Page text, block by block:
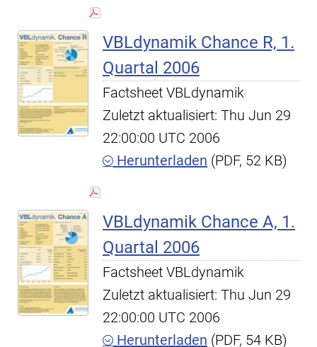
VBLdynamik Chance R, 1.
Quartal 2006
Factsheet VBLdynamik
Zuletzt aktualisiert: Thu Jun 29
22:00:00 UTC 2006
Herunterladen (PDF, 52 KB)
VBLdynamik Chance A, 1.
Quartal 2006
Factsheet VBLdynamik
Zuletzt aktualisiert: Thu Jun 29
22:00:00 UTC 2006
Herunterladen (PDF, 54 KB)